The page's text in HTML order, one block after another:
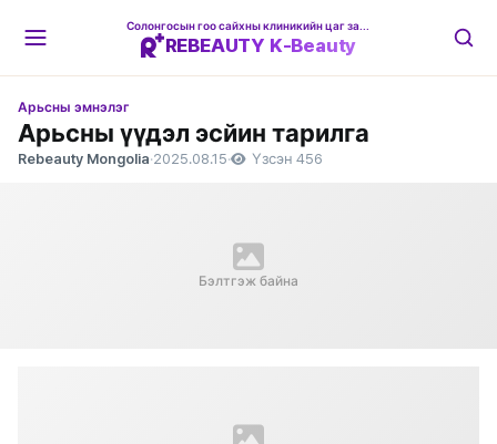
REBEAUTY K-Beauty
Арьсны эмнэлэг
Арьсны үүдэл эсйин тарилга
Rebeauty Mongolia·2025.08.15· Үзсэн 456
Бэлтгэж байна